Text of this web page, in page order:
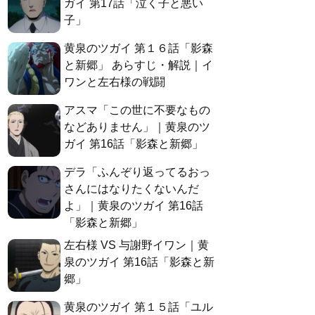
ガイ 第17話「泣く子と悪い
子」
黄泉のツガイ 第１６話「影森
と新郷」 あらすじ・解説｜イ
ワンと左右様の戦闘
アスマ「この世に不要なもの
などありません」｜黄泉のツ
ガイ 第16話「影森と新郷」
デラ「ふんぞり返ってるおっ
さんにはなりたくないんだ
よ」｜黄泉のツガイ 第16話
「影森と新郷」
左右様 VS 与謝野イワン｜黄
泉のツガイ 第16話「影森と新
郷」
黄泉のツガイ 第１５話「ユル